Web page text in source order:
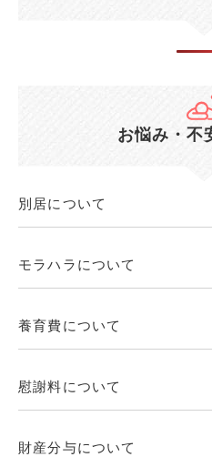
お悩み・不
別居について
モラハラについて
養育費について
慰謝料について
財産分与について